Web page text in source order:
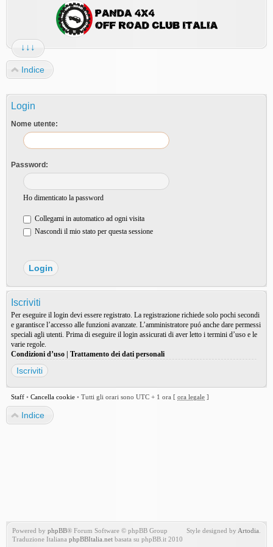
↓↓↓
Indice
Login
Nome utente:
Password:
Ho dimenticato la password
Collegami in automatico ad ogni visita
Nascondi il mio stato per questa sessione
Iscriviti
Per eseguire il login devi essere registrato. La registrazione richiede solo pochi secondi
e garantisce l’accesso alle funzioni avanzate. L’amministratore puó anche dare permessi
speciali agli utenti. Prima di eseguire il login assicurati di aver letto i termini d’uso e le
varie regole.
Condizioni d’uso
Trattamento dei dati personali
Iscriviti
Staff • Cancella cookie • Tutti gli orari sono UTC + 1 ora [ ora legale ]
Indice
Powered by phpBB® Forum Software © phpBB Group
Traduzione Italiana phpBBItalia.net basata su phpBB.it 2010
Style designed by Artodia